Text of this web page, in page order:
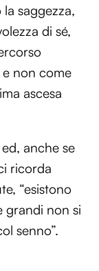
saggezza,
di sé,
non come
ascesa
anche se
ricorda
“esistono
grandi non si
senno”.